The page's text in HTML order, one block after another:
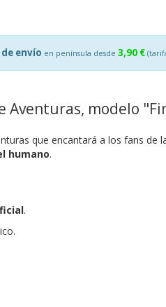
envío en península desde 3,90 €
Aventuras, modelo
que encantará a los fans de
humano.
.